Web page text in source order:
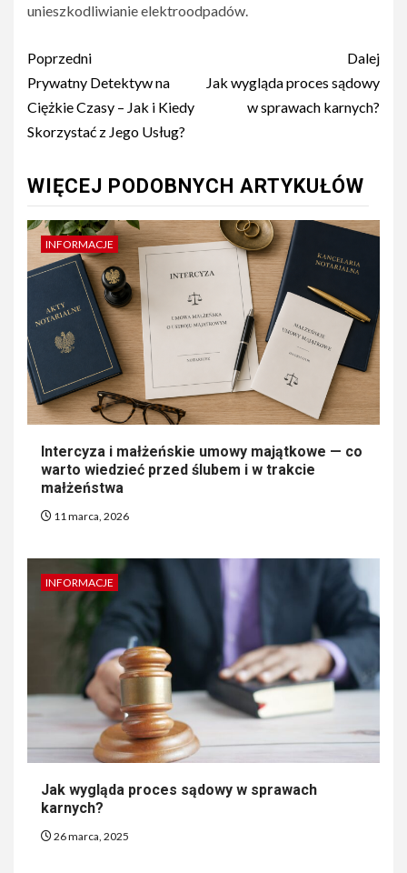
unieszkodliwianie elektroodpadów.
Nawigacja
wpisu
Poprzedni
Prywatny Detektyw na
Ciężkie Czasy – Jak i Kiedy
Skorzystać z Jego Usług?
Dalej
Jak wygląda proces sądowy
w sprawach karnych?
WIĘCEJ PODOBNYCH ARTYKUŁÓW
INFORMACJE
Intercyza i małżeńskie umowy majątkowe — co
warto wiedzieć przed ślubem i w trakcie
małżeństwa
11 marca, 2026
INFORMACJE
Jak wygląda proces sądowy w sprawach
karnych?
26 marca, 2025